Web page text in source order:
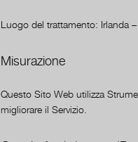
Luogo del trattamento: Irlanda –
Misurazione
Questo Sito Web utilizza
migliorare il Servizio.